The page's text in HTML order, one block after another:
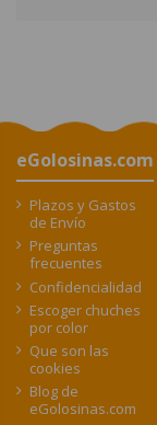
eGolosinas.com
Plazos y Gastos
de Envío
Preguntas
frecuentes
Confidencialidad
Escoger chuches
por color
Que son las
cookies
Blog de
eGolosinas.com